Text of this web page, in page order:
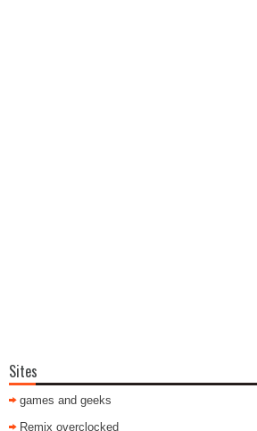
Sites
games and geeks
Remix overclocked